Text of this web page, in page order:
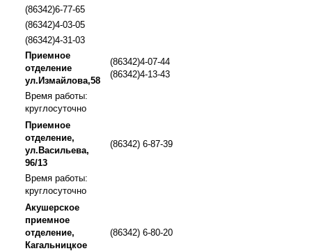
(86342)6-77-65
(86342)4-03-05
(86342)4-31-03
Приемное
отделение
ул.Измайлова,58
(86342)4-07-44
(86342)4-13-43
Время работы:
круглосуточно
Приемное
отделение,
ул.Васильева,
96/13
(86342) 6-87-39
Время работы:
круглосуточно
Акушерское
приемное
отделение,
Кагальницкое
(86342) 6-80-20